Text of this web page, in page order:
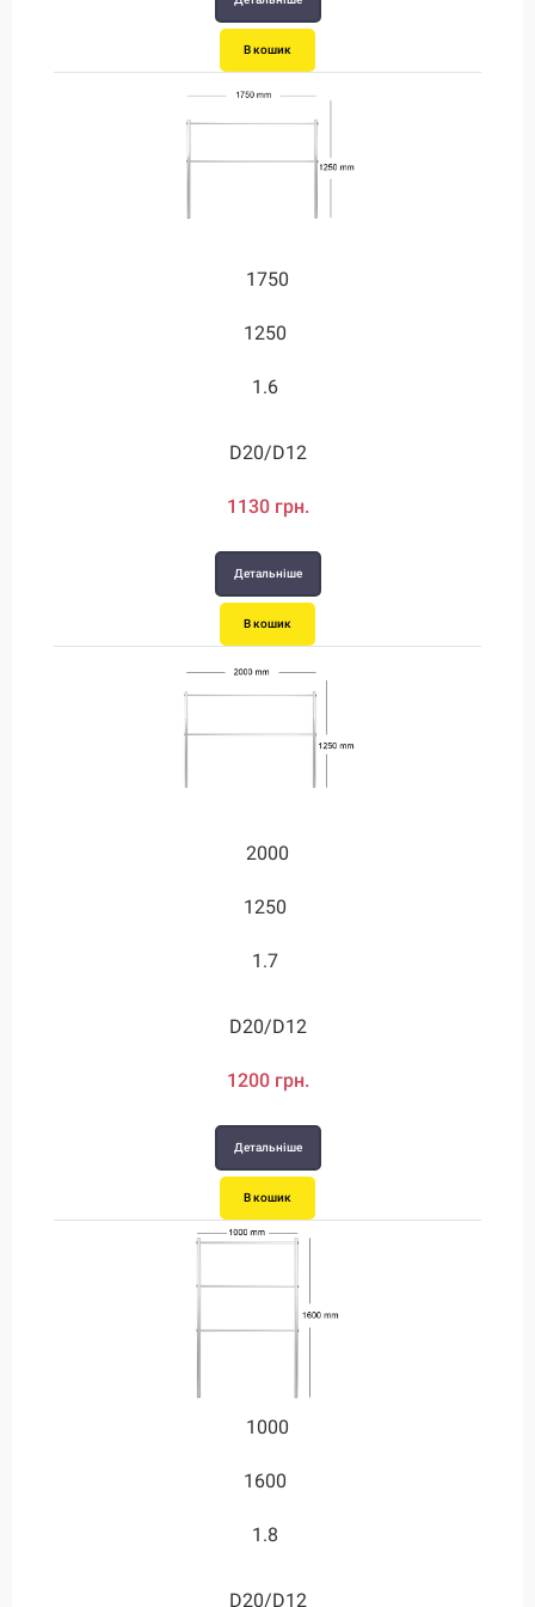
В кошик
1750
1250
1.6
D20/D12
1130 грн.
Детальніше
В кошик
2000
1250
1.7
D20/D12
1200 грн.
Детальніше
В кошик
1000
1600
1.8
D20/D12
В кошик